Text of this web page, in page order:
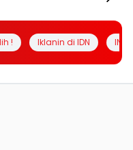
! Iklanin di IDN